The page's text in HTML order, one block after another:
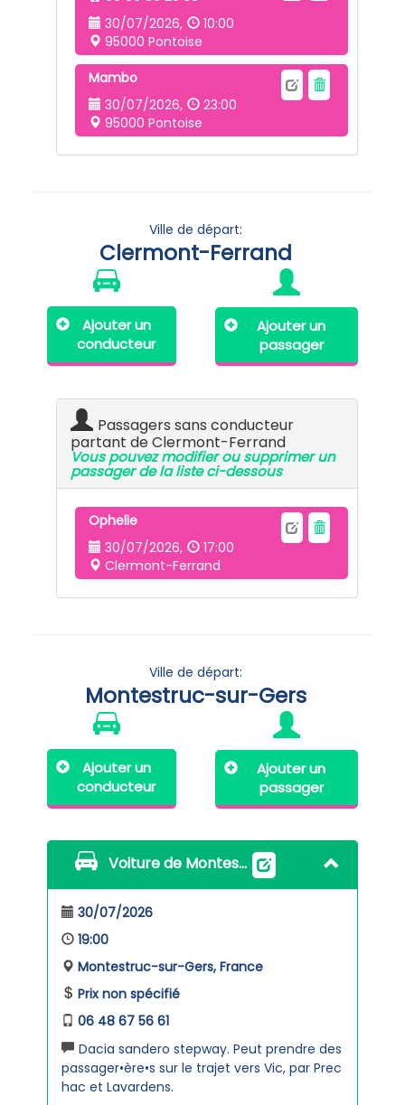
30/07/2026,
10:00
95000 Pontoise
Mambo
30/07/2026,
23:00
95000 Pontoise
Ville de départ:
Clermont-Ferrand
Ajouter un
conducteur
Ajouter un
passager
Passagers sans conducteur
partant de Clermont-Ferrand
Vous pouvez modifier ou supprimer un
passager de la liste ci-dessous
Ophelie
30/07/2026,
17:00
Clermont-Ferrand
Ville de départ:
Montestruc-sur-Gers
Ajouter un
conducteur
Ajouter un
passager
Voiture de Montestruc-sur-Gers
30/07/2026
19:00
Montestruc-sur-Gers, France
Prix non spécifié
06 48 67 56 61
Dacia sandero stepway. Peut prendre des
passager•ère•s sur le trajet vers Vic, par Prec
hac et Lavardens.